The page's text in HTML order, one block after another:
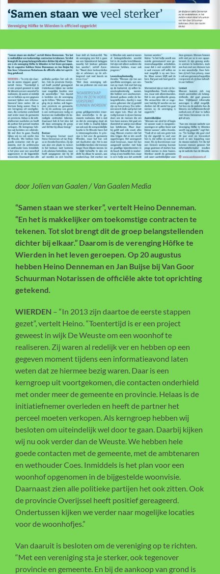
door Jolien van Gaalen / Van Gaalen Media
“Samen staan we sterker”, vertelt Heino Denneman.
“En het is makkelijker om toekomstige contracten te
tekenen. Tot slot brengt dit de groep belangstellenden
dichter bij elkaar.” Daarom is de verenging Hôfke te
Wierden in het leven geroepen. Op 20 augustus
hebben Heino Denneman en Jan Buijse bij Van Goor
Schuurman Notarissen de officiële akte tot oprichting
getekend.
WIERDEN – “In 2013 zijn daartoe de eerste stappen
gezet”, vertelt Heino. “Toentertijd is er een project
geweest in wijk De Weuste om een woonhof te
realiseren. Zij waren al redelijk ver en hebben op een
gegeven moment tijdens een informatieavond laten
weten dat ze hiermee bezig waren. Daar is een
kerngroep uit voortgekomen, die contacten onderhield
met onder meer de gemeente en provincie. Helaas is de
initiatiefnemer overleden en heeft de partner het
perceel moeten verkopen. Als kerngroep hebben wij
besloten om uiteindelijk wel door te gaan. Daarbij kijken
wij nu ook verder dan de Weuste. We hebben hele
goede contacten met de gemeente, met de ambtenaren
en wethouder Coes. Inmiddels is het plan voor een
woonhof opgenomen in de bijgestelde woonvisie.
Daarnaast zien alle politieke partijen het ook zitten. Ook
de provincie Overijssel heeft positief gereageerd.
Ondertussen kijken we verder naar mogelijke locaties
voor de woonhofjes.”
Van daaruit is besloten om de vereniging op te richten.
“Met een vereniging sta je sterker, ook tegenover
provincie en gemeente. En bij de aankoop van grond is